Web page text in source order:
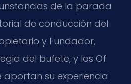
de la parada
de conducción del
y Fundador,
del bufete, y los Of
aportan su experiencia